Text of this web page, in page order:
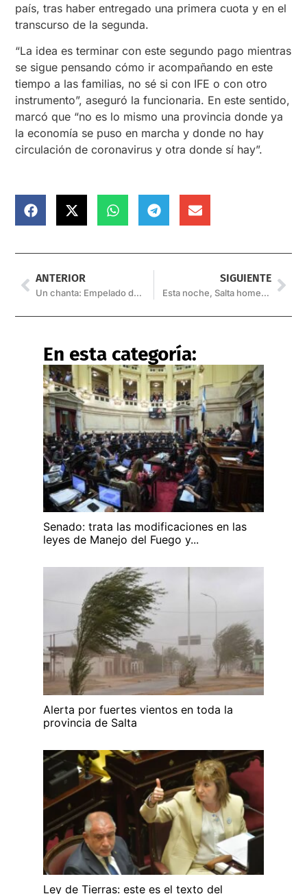
país, tras haber entregado una primera cuota y en el
transcurso de la segunda.
“La idea es terminar con este segundo pago mientras
se sigue pensando cómo ir acompañando en este
tiempo a las familias, no sé si con IFE o con otro
instrumento”, aseguró la funcionaria. En este sentido,
marcó que “no es lo mismo una provincia donde ya
la economía se puso en marcha y donde no hay
circulación de coronavirus y otra donde sí hay”.
ANTERIOR
Un chanta: Empelado de Rentas pedía dinero para “cajonear” expedientes
SIGUIENTE
Esta noche, Salta homenajea a Martín Miguel de Güemes
En esta categoría:
Senado: trata las modificaciones en las
leyes de Manejo del Fuego y...
Alerta por fuertes vientos en toda la
provincia de Salta
Ley de Tierras: este es el texto del